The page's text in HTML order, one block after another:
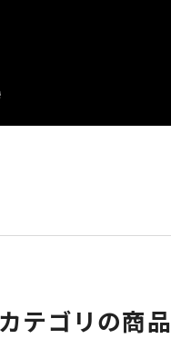
テゴリの商品